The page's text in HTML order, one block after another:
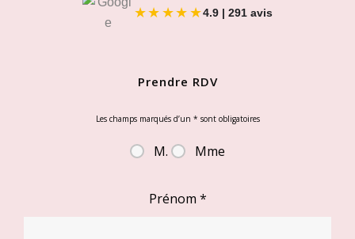
★★★★★4.9 | 291 avis
Prendre RDV
Les champs marqués d’un * sont obligatoires
M. Mme
Prénom *